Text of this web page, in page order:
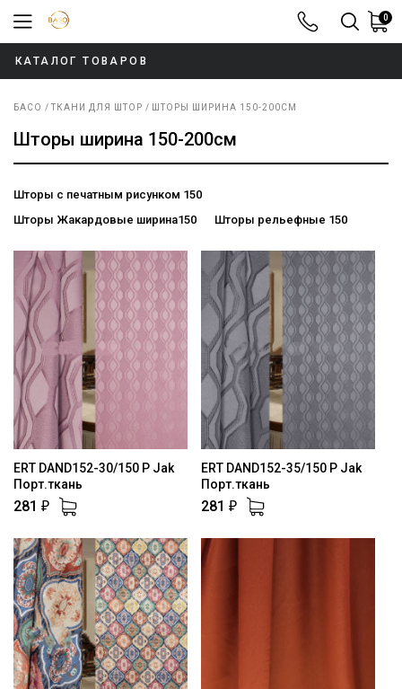
8-800-100-
0
КАТАЛОГ ТОВАРОВ
БАСО ТКАНИ ДЛЯ ШТОР ШТОРЫ ШИРИНА 150-200СМ
Шторы ширина 150-200см
Шторы с печатным рисунком 150
Шторы Жакардовые ширина150
Шторы рельефные 150
ERT DAND152-30/150 P Jak
Порт.ткань
281 ₽
ERT DAND152-35/150 P Jak
Порт.ткань
281 ₽